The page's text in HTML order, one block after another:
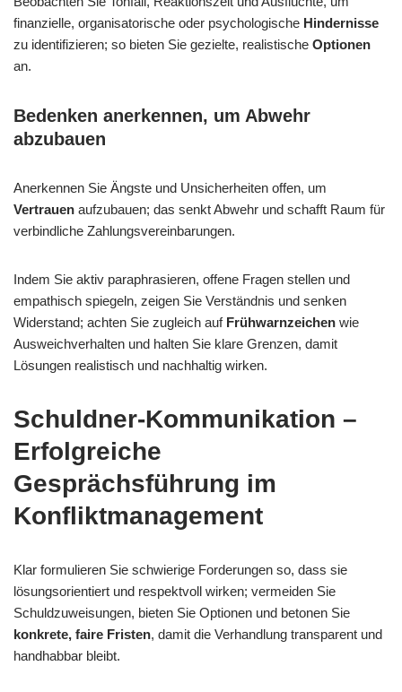
finanzielle, organisatorische oder psychologische Hindernisse
zu identifizieren; so bieten Sie gezielte, realistische Optionen
an.
Bedenken anerkennen, um Abwehr
abzubauen
Anerkennen Sie Ängste und Unsicherheiten offen, um
Vertrauen aufzubauen; das senkt Abwehr und schafft Raum für
verbindliche Zahlungsvereinbarungen.
Indem Sie aktiv paraphrasieren, offene Fragen stellen und
empathisch spiegeln, zeigen Sie Verständnis und senken
Widerstand; achten Sie zugleich auf Frühwarnzeichen wie
Ausweichverhalten und halten Sie klare Grenzen, damit
Lösungen realistisch und nachhaltig wirken.
Schuldner-Kommunikation –
Erfolgreiche
Gesprächsführung im
Konfliktmanagement
Klar formulieren Sie schwierige Forderungen so, dass sie
lösungsorientiert und respektvoll wirken; vermeiden Sie
Schuldzuweisungen, bieten Sie Optionen und betonen Sie
konkrete, faire Fristen, damit die Verhandlung transparent und
handhabbar bleibt.